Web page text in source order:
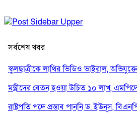
সর্বশেষ খবর
স্কুলছাত্রীকে লাথির ভিডিও ভাইরাল,
মন্ত্রীদের বেতন হওয়া উচিত ১০ লাখ,
রাষ্ট্রপতি পদে প্রস্তাব পাননি ড. ইউনূস,